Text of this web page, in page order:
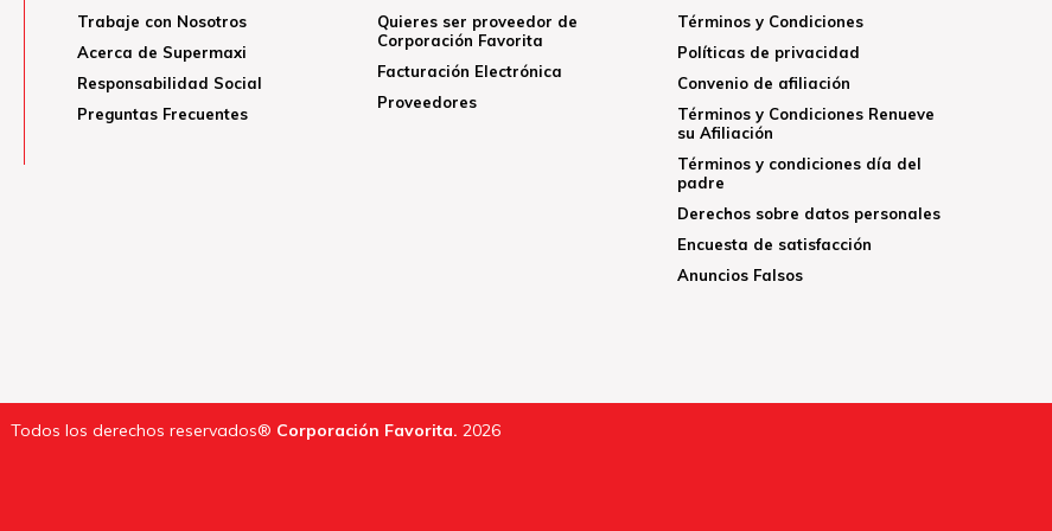
Trabaje con Nosotros
Acerca de Supermaxi
Responsabilidad Social
Preguntas Frecuentes
Quieres ser proveedor de
Corporación Favorita
Facturación Electrónica
Proveedores
Términos y Condiciones
Políticas de privacidad
Convenio de afiliación
Términos y Condiciones Renueve
su Afiliación
Términos y condiciones día del
padre
Derechos sobre datos personales
Encuesta de satisfacción
Anuncios Falsos
Todos los derechos reservados® Corporación Favorita. 2026